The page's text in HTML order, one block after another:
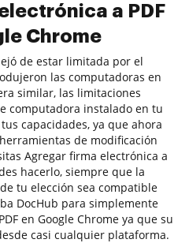
a PDF
Chrome
de estar limitada por el
las computadoras en
similar, las limitaciones
computadora instalado en tu
capacidades, ya que ahora
de modificación
Agregar firma electrónica a
hacerlo, siempre que la
tu elección sea compatible
DocHub para simplemente
en Google Chrome ya que su
casi cualquier plataforma.